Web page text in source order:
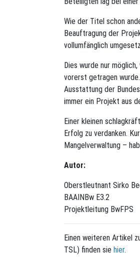
Wie der Titel schon
Beauftragung der
vollumfänglich
Dies wurde nur
vorerst getragen
Ausstattung der
immer ein Projekt aus
Einer kleinen
Erfolg zu verdanken.
Mangelverwaltung –
Autor:
Oberstleutnant Sirko
BAAINBw E3.2
Projektleitung BwFPS
Einen weiteren Artikel
TSL) finden sie hier.